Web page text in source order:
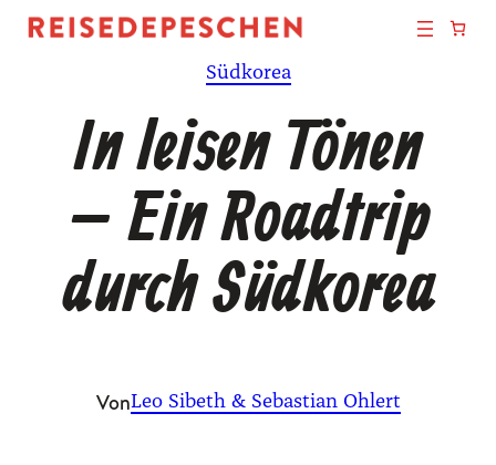
Zum
Südkorea
In leisen Tönen
– Ein Roadtrip
durch Südkorea
VonLeo Sibeth & Sebastian Ohlert